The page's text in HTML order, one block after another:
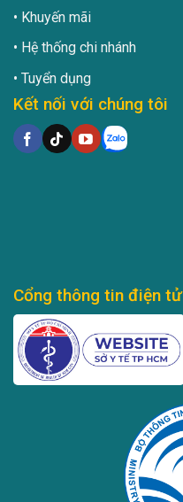
Khuyến mãi
Hệ thống chi nhánh
Tuyển dụng
Kết nối với chúng tôi
Cổng thông tin điện tử